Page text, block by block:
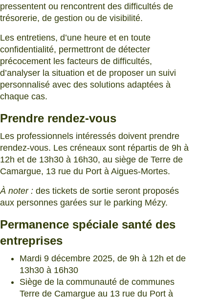
pressentent ou rencontrent des difficultés de
trésorerie, de gestion ou de visibilité.
Les entretiens, d’une heure et en toute
confidentialité, permettront de détecter
précocement les facteurs de difficultés,
d’analyser la situation et de proposer un suivi
personnalisé avec des solutions adaptées à
chaque cas.
Prendre rendez-vous
Les professionnels intéressés doivent prendre
rendez-vous. Les créneaux sont répartis de 9h à
12h et de 13h30 à 16h30, au siège de Terre de
Camargue, 13 rue du Port à Aigues-Mortes.
À noter : des tickets de sortie seront proposés
aux personnes garées sur le parking Mézy.
Permanence spéciale santé des
entreprises
Mardi 9 décembre 2025, de 9h à 12h et de
13h30 à 16h30
Siège de la communauté de communes
Terre de Camargue au 13 rue du Port à